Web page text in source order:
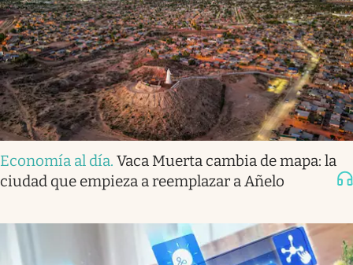
Economía al día. Vaca Muerta cambia de mapa: la
ciudad que empieza a reemplazar a Añelo